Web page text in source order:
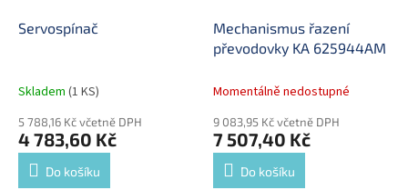
Servospínač
Skladem (1 KS)
5 788,16 Kč včetně DPH
4 783,60 Kč
Do košíku
Mechanismus řazení
převodovky KA 625944AM
Momentálně nedostupné
9 083,95 Kč včetně DPH
7 507,40 Kč
Do košíku